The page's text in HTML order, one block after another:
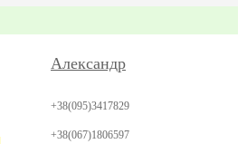
Александр
+38(095)3417829
+38(067)1806597